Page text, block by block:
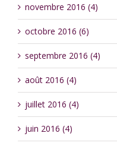
novembre 2016 (4)
octobre 2016 (6)
septembre 2016 (4)
août 2016 (4)
juillet 2016 (4)
juin 2016 (4)